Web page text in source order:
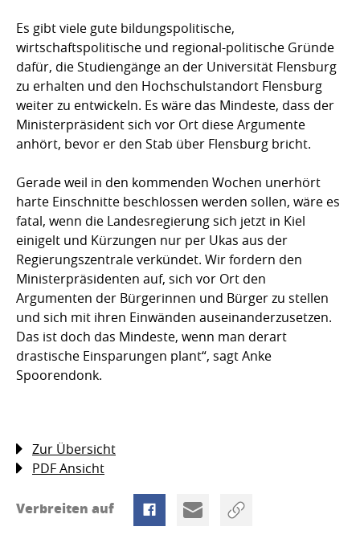
Es gibt viele gute bildungspolitische,
wirtschaftspolitische und regional-politische Gründe
dafür, die Studiengänge an der Universität Flensburg
zu erhalten und den Hochschulstandort Flensburg
weiter zu entwickeln. Es wäre das Mindeste, dass der
Ministerpräsident sich vor Ort diese Argumente
anhört, bevor er den Stab über Flensburg bricht.
Gerade weil in den kommenden Wochen unerhört
harte Einschnitte beschlossen werden sollen, wäre es
fatal, wenn die Landesregierung sich jetzt in Kiel
einigelt und Kürzungen nur per Ukas aus der
Regierungszentrale verkündet. Wir fordern den
Ministerpräsidenten auf, sich vor Ort den
Argumenten der Bürgerinnen und Bürger zu stellen
und sich mit ihren Einwänden auseinanderzusetzen.
Das ist doch das Mindeste, wenn man derart
drastische Einsparungen plant“, sagt Anke
Spoorendonk.
Zur Übersicht
PDF Ansicht
Verbreiten auf